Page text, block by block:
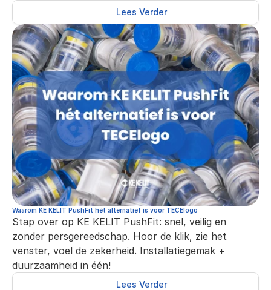
Lees Verder
Waarom KE KELIT PushFit hét alternatief is voor TECElogo
Stap over op KE KELIT PushFit: snel, veilig en
zonder persgereedschap. Hoor de klik, zie het
venster, voel de zekerheid. Installatiegemak +
duurzaamheid in één!
Lees Verder